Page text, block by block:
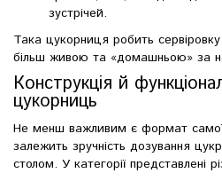
зустрічей.
Така цукорниця робить
більш живою та «домашньою» за
Конструкція й
цукорниць
Не менш важливим є формат
залежить зручність дозування
столом. У категорії представлені